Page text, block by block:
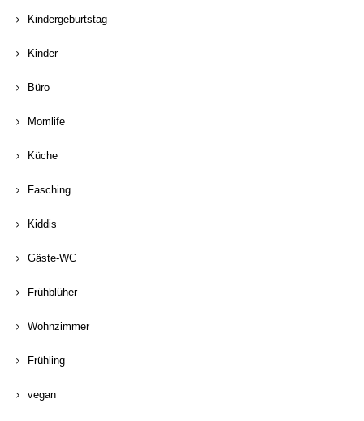
Kindergeburtstag
Kinder
Büro
Momlife
Küche
Fasching
Kiddis
Gäste-WC
Frühblüher
Wohnzimmer
Frühling
vegan